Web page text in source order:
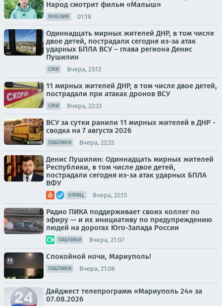
Народ смотрит фильм «Малыш»
МНЕНИЯ 01:18
Одиннадцать мирных жителей ДНР, в том числе
двое детей, пострадали сегодня из-за атак
ударных БПЛА ВСУ – глава региона Денис
Пушилин
СМИ Вчера, 23:12
11 мирных жителей ДНР, в том числе двое детей,
пострадали при атаках дронов ВСУ
СМИ Вчера, 22:33
ВСУ за сутки ранили 11 мирных жителей в ДНР -
сводка на 7 августа 2026
ПАБЛИКИ Вчера, 22:33
Денис Пушилин: Одиннадцать мирных жителей
Республики, в том числе двое детей,
пострадали сегодня из-за атак ударных БПЛА
ВФУ
ОФИЦ. Вчера, 22:15
Радио ПИКА поддерживает своих коллег по
эфиру — и их инициативу по предупреждению
людей на дорогах Юго-Запада России
ПАБЛИКИ Вчера, 21:07
Спокойной ночи, Мариуполь!
ПАБЛИКИ Вчера, 21:06
Дайджест телепрограмм «Мариуполь 24» за
07.08.2026